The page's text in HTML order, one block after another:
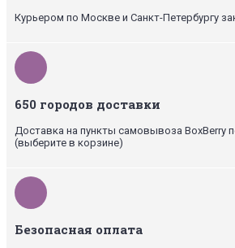
Курьером по Москве и Санкт-Петербургу
650 городов доставки
Доставка на пункты самовывоза BoxBerry
(выберите в корзине)
Безопасная оплата